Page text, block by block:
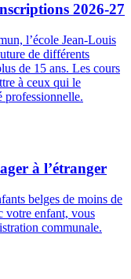
2026-27
l’école Jean-Louis
de différents
de 15 ans. Les cours
à ceux qui le
professionnelle.
à l’étranger
belges de moins de
votre enfant, vous
communale.